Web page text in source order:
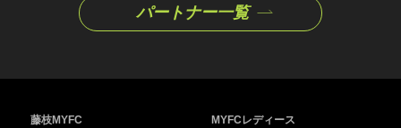
パートナー一覧
藤枝MYFC
MYFCレディース